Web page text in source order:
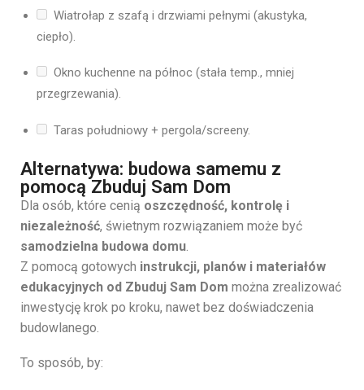
Wiatrołap z szafą i drzwiami pełnymi (akustyka,
ciepło).
Okno kuchenne na północ (stała temp., mniej
przegrzewania).
Taras południowy + pergola/screeny.
Alternatywa: budowa samemu z
pomocą Zbuduj Sam Dom
Dla osób, które cenią oszczędność, kontrolę i
niezależność, świetnym rozwiązaniem może być
samodzielna budowa domu
Z pomocą gotowych instrukcji, planów i materiałów
edukacyjnych od Zbuduj Sam Dom można zrealizować
inwestycję krok po kroku, nawet bez doświadczenia
budowlanego.
To sposób, by: